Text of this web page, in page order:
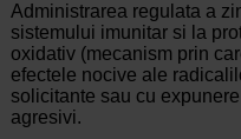
Administrarea regulata a
sistemului imunitar si la
oxidativ (mecanism prin
efectele nocive ale
solicitante sau cu
agresivi.